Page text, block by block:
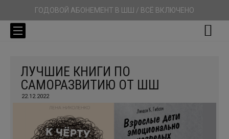
ГОДОВОЙ АБОНЕМЕНТ В ШШ / ВСЁ ВКЛЮЧЕНО
ЛУЧШИЕ КНИГИ ПО
САМОРАЗВИТИЮ ОТ ШШ
22.12.2022